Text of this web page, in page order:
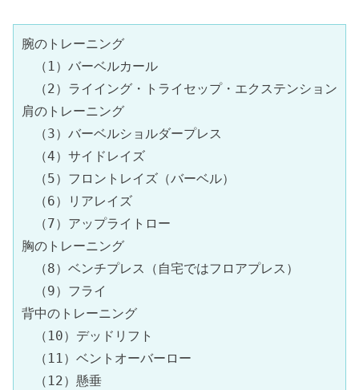
腕のトレーニング
（1）バーベルカール
（2）ライイング・トライセップ・エクステンション
肩のトレーニング
（3）バーベルショルダープレス
（4）サイドレイズ
（5）フロントレイズ（バーベル）
（6）リアレイズ
（7）アップライトロー
胸のトレーニング
（8）ベンチプレス（自宅ではフロアプレス）
（9）フライ
背中のトレーニング
（10）デッドリフト
（11）ベントオーバーロー
（12）懸垂